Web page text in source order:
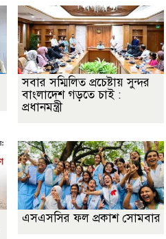
সবার সম্মিলিত প্রচেষ্টায় সুন্দর
বাংলাদেশ গড়তে চাই :
প্রধানমন্ত্রী
এসএসসির ফল প্রকাশ সোমবার